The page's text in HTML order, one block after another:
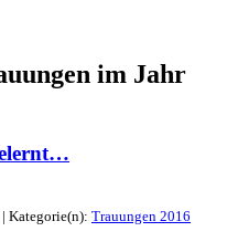
im Jahr
Kategorie(n): Trauungen 2016